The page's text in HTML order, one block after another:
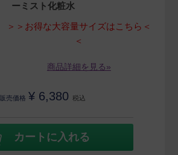
ーミスト化粧水
＞＞お得な大容量サイズはこちら＜
＜
商品詳細を見る»
販売価格 ¥ 6,380 税込
カートに入れる